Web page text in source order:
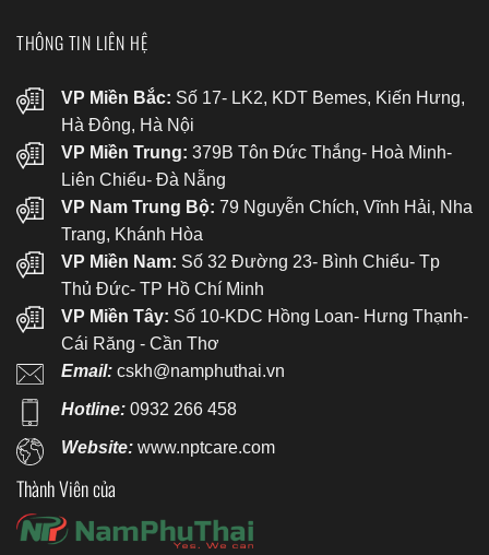
THÔNG TIN LIÊN HỆ
VP Miền Bắc: Số 17- LK2, KDT Bemes, Kiến Hưng,
Hà Đông, Hà Nội
VP Miền Trung: 379B Tôn Đức Thắng- Hoà Minh-
Liên Chiểu- Đà Nẵng
VP Nam Trung Bộ: 79 Nguyễn Chích, Vĩnh Hải, Nha
Trang, Khánh Hòa
VP Miền Nam: Số 32 Đường 23- Bình Chiểu- Tp
Thủ Đức- TP Hồ Chí Minh
VP Miền Tây: Số 10-KDC Hồng Loan- Hưng Thạnh-
Cái Răng - Cần Thơ
Email: cskh@namphuthai.vn
Hotline: 0932 266 458
Website:www.nptcare.com
Thành Viên của